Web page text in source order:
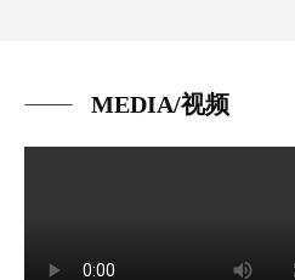
MEDIA/视频